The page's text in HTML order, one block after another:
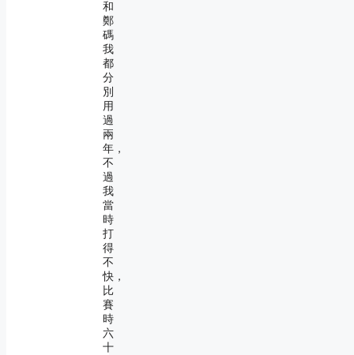
和
鄭
碼
我
都
分
別
用
過
兩
年，
不
過
我
當
時
打
得
不
快，
比
賽
時
六
十